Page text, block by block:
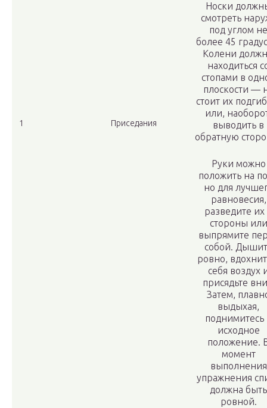
1 Приседания
Носки
смотреть
под углом не
более 45
Колени
находиться
стопами в
плоскости —
стоит их
или,
выводить в
обратную
Руки можно
положить на
но для
равновесия,
разведите их
стороны или
выпрямите
собой.
ровно,
себя воздух
присядьте
Затем,
выдыхая,
поднимитесь
исходное
положение.
момент
выполнения
упражнения
должна быть
ровной.